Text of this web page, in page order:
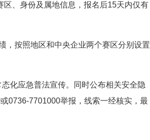
区、身份及属地信息，报名后15天内仅有
，按照地区和中央企业两个赛区分别设置
化应急普法宣传。同时公布相关安全隐
0736-7701000举报，线索一经核实，最